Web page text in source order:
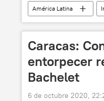
América Latina
noticias
Caracas:
entorpecer
Bachelet
6 de octubre 2020,